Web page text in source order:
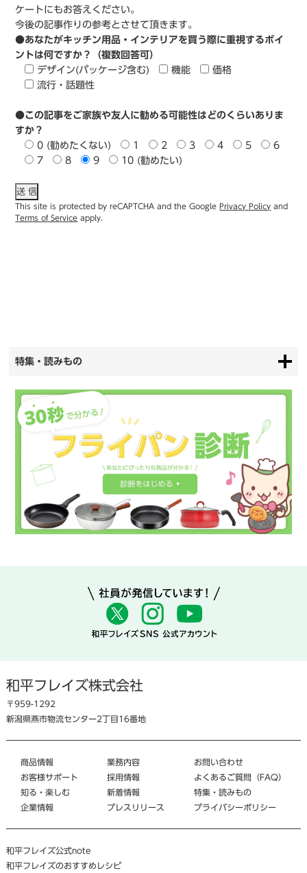
ケートにもお答えください。
今後の記事作りの参考とさせて頂きます。
●あなたがキッチン用品・インテリアを買う際に重視するポイ
ントは何ですか？（複数回答可）
デザイン(パッケージ含む)
機能
価格
流行・話題性
●この記事をご家族や友人に勧める可能性はどのくらいありま
すか？
0 (勧めたくない)
1 2 3 4 5
6
7
8 9 10 (勧めたい)
This site is protected by reCAPTCHA and the Google Privacy Policy and
Terms of Service apply.
特集・読みもの
和平フレイズ株式会社
〒959-1292
新潟県燕市物流センター2丁目16番地
商品情報
お客様サポート
知る・楽しむ
企業情報
業務内容
採用情報
新着情報
プレスリリース
お問い合わせ
よくあるご質問（FAQ）
特集・読みもの
プライバシーポリシー
和平フレイズ公式note
和平フレイズのおすすめレシピ